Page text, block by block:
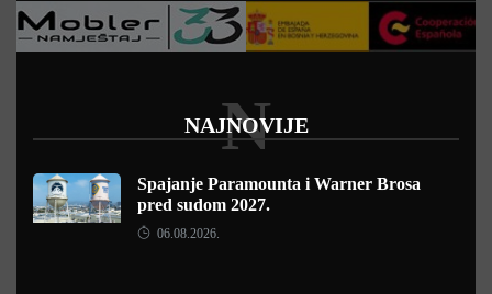
NAJNOVIJE
N
Spajanje Paramounta i Warner Brosa
pred sudom 2027.
06.08.2026.